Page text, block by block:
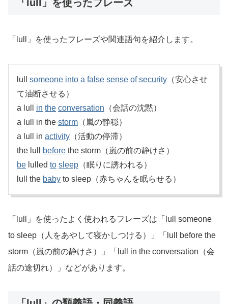
「lull」を使ったフレーズ
「lull」を使ったフレーズや関連語句を紹介します。
lull someone into a false sense of security （安心させ
て油断させる）
a lull in the conversation （会話の沈黙）
a lull in the storm （嵐の静穏）
a lull in activity （活動の停滞）
the lull
before the storm（嵐の前の静けさ）
be lulled to sleep （眠りに誘われる）
lull the baby to sleep（赤ちゃんを眠らせる）
「lull」を使ったよく使われるフレーズは「lull someone
to sleep（人をあやして寝かしつける）」「lull before the
storm（嵐の前の静けさ）」「lull in the conversation（会
話の途切れ）」などがあります。